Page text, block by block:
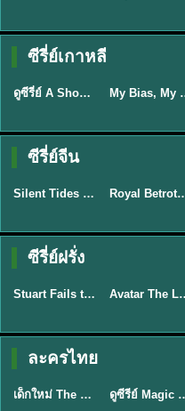
ซีรี่ย์เกาหลี
★8 EP.16
พากย์ไทย
TH EP. 16
ดูซีรี่ย์ A Shop for Killers 2 ร้านลับนักฆ่า ซีซัน 2 (2026) ซับไทย-พากย์ไทย My Bias, My Boss เ
ซีรี่ย์จีน
★9.5
พากย์ไทย
Silent Tides คลื่นลมลวง (2025) พากย์ไทย ซับไทย EP.1-31 ★9 Royal Betrothal (2026) สัญญาวิวาห์แห่
ซีรี่ย์ฝรั่ง
★8.8 EP.2
พากย์ไทย
TH EP. 2
Stuart Fails to Save the Universe (2026) สจ๊วตล่มแผนกู้จักรวาล พากย์ไทย EP1-10 ★7.8 EP.7Avatar The Last
ละครไทย
★ 8 EP.6
พากย์ไทย
เด็กใหม่ The Reset 2026 EP1-6 พากย์ไทย ดูซีรี่ย์ Netflix ล่าสุด HD ดูซีรีย์ Magic Move